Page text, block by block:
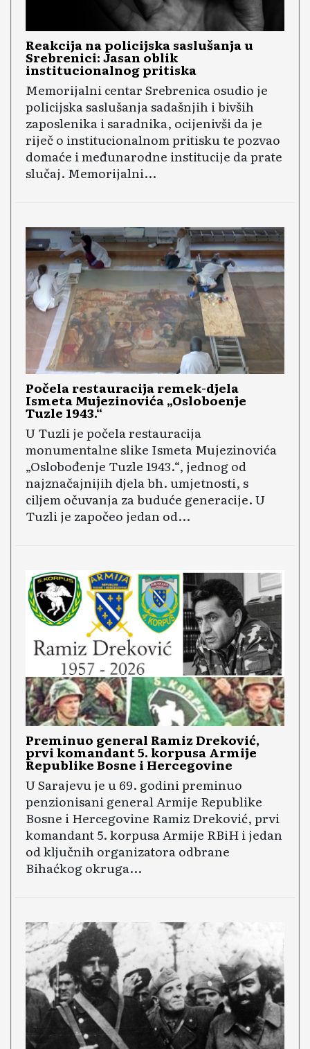
Reakcija na policijska saslušanja u
Srebrenici: Jasan oblik
institucionalnog pritiska
Memorijalni centar Srebrenica osudio je
policijska saslušanja sadašnjih i bivših
zaposlenika i saradnika, ocijenivši da je
riječ o institucionalnom pritisku te pozvao
domaće i međunarodne institucije da prate
slučaj. Memorijalni...
Počela restauracija remek-djela
Ismeta Mujezinovića „Oslobođenje
Tuzle 1943.“
U Tuzli je počela restauracija
monumentalne slike Ismeta Mujezinovića
„Oslobođenje Tuzle 1943.“, jednog od
najznačajnijih djela bh. umjetnosti, s
ciljem očuvanja za buduće generacije. U
Tuzli je započeo jedan od...
Preminuo general Ramiz Dreković,
prvi komandant 5. korpusa Armije
Republike Bosne i Hercegovine
U Sarajevu je u 69. godini preminuo
penzionisani general Armije Republike
Bosne i Hercegovine Ramiz Dreković, prvi
komandant 5. korpusa Armije RBiH i jedan
od ključnih organizatora odbrane
Bihaćkog okruga...